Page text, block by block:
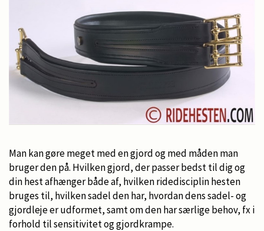
Man kan gøre meget med en gjord og med måden man
bruger den på. Hvilken gjord, der passer bedst til dig og
din hest afhænger både af, hvilken ridedisciplin hesten
bruges til, hvilken sadel den har, hvordan dens sadel- og
gjordleje er udformet, samt om den har særlige behov, fx i
forhold til sensitivitet og gjordkrampe.